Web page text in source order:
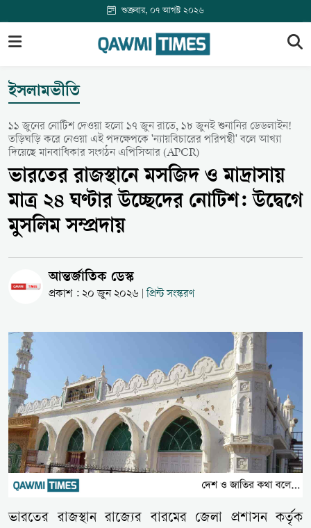
শুক্রবার, ০৭ আগস্ট ২০২৬
ইসলামভীতি
১১ জুনের নোটিশ দেওয়া হলো ১৭ জুন রাতে, ১৮ জুনই শুনানির ডেডলাইন!
তড়িঘড়ি করে নেওয়া এই পদক্ষেপকে 'ন্যায়বিচারের পরিপন্থী' বলে আখ্যা
দিয়েছে মানবাধিকার সংগঠন এপিসিআর (APCR)
ভারতের রাজস্থানে মসজিদ ও মাদ্রাসায়
মাত্র ২৪ ঘণ্টার উচ্ছেদের নোটিশ: উদ্বেগে
মুসলিম সম্প্রদায়
আন্তর্জাতিক ডেস্ক
প্রকাশ : ২০ জুন ২০২৬ প্রিন্ট সংস্করণ
ভারতের রাজস্থান রাজ্যের বারমের জেলা প্রশাসন কর্তৃক